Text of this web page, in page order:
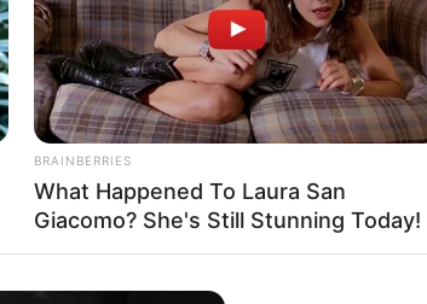
BRAINBERRIES
What Happened To Laura San
Giacomo? She's Still Stunning Today!